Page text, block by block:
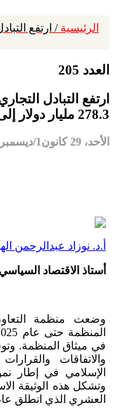
الرئيسية / ارتفع التبادل التجاري بين
العدد 205
278.3 مليار دولار إلى (582.2) مليارًا بنسبة (109.2%)
الأحد، 29 كانون1/ديسمبر 2024
أ.د. نوزاد عبدالرحمن
أستاذ الاقتصاد
في ميثاق المنظمة.
والاتفاقات
الإسلامي في إطار
وتشكل هذه الوثيقة
العشري الذي انطلق عام